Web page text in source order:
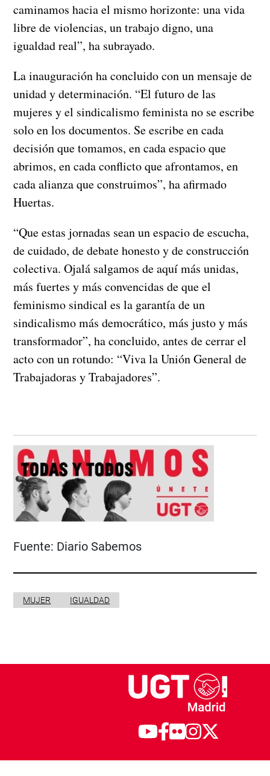
caminamos hacia el mismo horizonte: una vida
libre de violencias, un trabajo digno, una
igualdad real”, ha subrayado.
La inauguración ha concluido con un mensaje de
unidad y determinación. “El futuro de las
mujeres y el sindicalismo feminista no se escribe
solo en los documentos. Se escribe en cada
decisión que tomamos, en cada espacio que
abrimos, en cada conflicto que afrontamos, en
cada alianza que construimos”, ha afirmado
Huertas.
“Que estas jornadas sean un espacio de escucha,
de cuidado, de debate honesto y de construcción
colectiva. Ojalá salgamos de aquí más unidas,
más fuertes y más convencidas de que el
feminismo sindical es la garantía de un
sindicalismo más democrático, más justo y más
transformador”, ha concluido, antes de cerrar el
acto con un rotundo: “Viva la Unión General de
Trabajadoras y Trabajadores”.
Fuente: Diario Sabemos
MUJER IGUALDAD